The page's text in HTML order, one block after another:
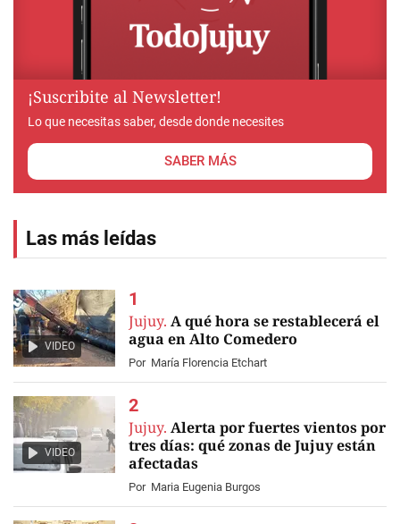
¡Suscribite al Newsletter!
Lo que necesitas saber, desde donde necesites
SABER MÁS
Las más leídas
VIDEO
Jujuy. A qué hora se restablecerá el
agua en Alto Comedero
Por María Florencia Etchart
VIDEO
Jujuy. Alerta por fuertes vientos por
tres días: qué zonas de Jujuy están
afectadas
Por Maria Eugenia Burgos